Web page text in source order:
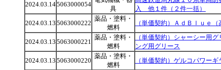
2024.03.145063000054
具
入 他１件（２件一括）
2024.03.13 5063000222
薬品・塗料・
燃料
（単価契約）ＡｄＢｌｕｅ
2024.03.13 5063000221
薬品・塗料・
燃料
（単価契約）シャーシー用
ング用グリース
2024.03.13 5063000220
薬品・塗料・
燃料
（単価契約）ゲルコパワーギ